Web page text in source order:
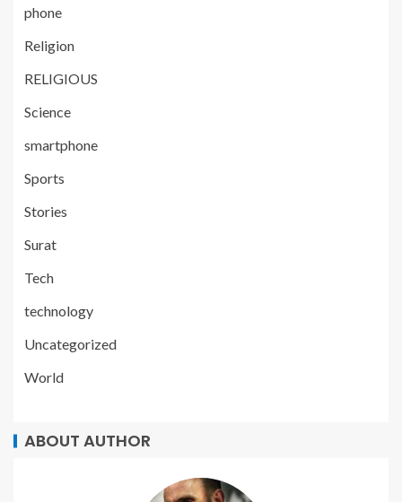
phone
Religion
RELIGIOUS
Science
smartphone
Sports
Stories
Surat
Tech
technology
Uncategorized
World
ABOUT AUTHOR